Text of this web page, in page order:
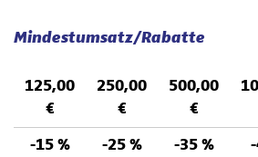
Mindestumsatz/Rabatte
125,00
€
250,00
€
500,00
€
-15 % -25 % -35 %